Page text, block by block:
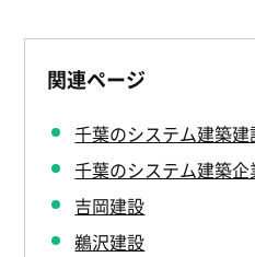
関連ページ
千葉のシステム建築
千葉のシステム建築
吉岡建設
鵜沢建設